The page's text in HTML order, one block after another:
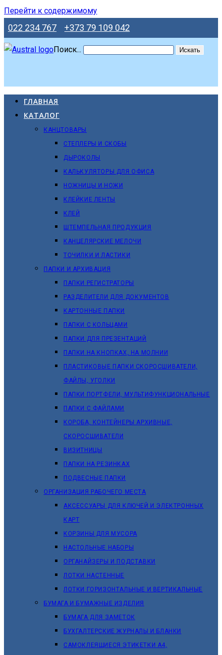
Перейти к содержимому
022 234 767 +373 79 109 042
Поиск... Искать
ГЛАВНАЯ
КАТАЛОГ
КАНЦТОВАРЫ
СТЕПЛЕРЫ И СКОБЫ
ДЫРОКОЛЫ
КАЛЬКУЛЯТОРЫ ДЛЯ ОФИСА
НОЖНИЦЫ И НОЖИ
КЛЕЙКИЕ ЛЕНТЫ
КЛЕЙ
ШТЕМПЕЛЬНАЯ ПРОДУКЦИЯ
КАНЦЕЛЯРСКИЕ МЕЛОЧИ
ТОЧИЛКИ И ЛАСТИКИ
ПАПКИ И АРХИВАЦИЯ
ПАПКИ РЕГИСТРАТОРЫ
РАЗДЕЛИТЕЛИ ДЛЯ ДОКУМЕНТОВ
КАРТОННЫЕ ПАПКИ
ПАПКИ С КОЛЬЦАМИ
ПАПКИ ДЛЯ ПРЕЗЕНТАЦИЙ
ПАПКИ НА КНОПКАХ, НА МОЛНИИ
ПЛАСТИКОВЫЕ ПАПКИ СКОРОСШИВАТЕЛИ,
ФАЙЛЫ, УГОЛКИ
ПАПКИ ПОРТФЕЛИ, МУЛЬТИФУНКЦИОНАЛЬНЫЕ
ПАПКИ С ФАЙЛАМИ
КОРОБА, КОНТЕЙНЕРЫ АРХИВНЫЕ,
СКОРОСШИВАТЕЛИ
ВИЗИТНИЦЫ
ПАПКИ НА РЕЗИНКАХ
ПОДВЕСНЫЕ ПАПКИ
ОРГАНИЗАЦИЯ РАБОЧЕГО МЕСТА
АКСЕССУАРЫ ДЛЯ КЛЮЧЕЙ И ЭЛЕКТРОННЫХ
КАРТ
КОРЗИНЫ ДЛЯ МУСОРА
НАСТОЛЬНЫЕ НАБОРЫ
ОРГАНАЙЗЕРЫ И ПОДСТАВКИ
ЛОТКИ НАСТЕННЫЕ
ЛОТКИ ГОРИЗОНТАЛЬНЫЕ И ВЕРТИКАЛЬНЫЕ
БУМАГА И БУМАЖНЫЕ ИЗДЕЛИЯ
БУМАГА ДЛЯ ЗАМЕТОК
БУХГАЛТЕРСКИЕ ЖУРНАЛЫ И БЛАНКИ
САМОКЛЕЯЩИЕСЯ ЭТИКЕТКИ А4,